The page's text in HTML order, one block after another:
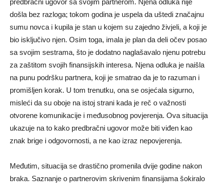
predbračni ugovor sa svojim partnerom. Njena odluka nije
došla bez razloga; tokom godina je uspela da uštedi značajnu
sumu novca i kupila je stan u kojem su zajedno živjeli, a koji je
bio isključivo njen. Osim toga, imala je plan da deli očev posao
sa svojim sestrama, što je dodatno naglašavalo njenu potrebu
za zaštitom svojih finansijskih interesa. Njena odluka je naišla
na punu podršku partnera, koji je smatrao da je to razuman i
promišljen korak. U tom trenutku, ona se osjećala sigurno,
misleći da su oboje na istoj strani kada je reč o važnosti
otvorene komunikacije i međusobnog povjerenja. Ova situacija
ukazuje na to kako predbračni ugovor može biti viđen kao
znak brige i odgovornosti, a ne kao izraz nepovjerenja.
Međutim, situacija se drastično promenila dvije godine nakon
braka. Saznanje o partnerovim skrivenim finansijama šokiralo